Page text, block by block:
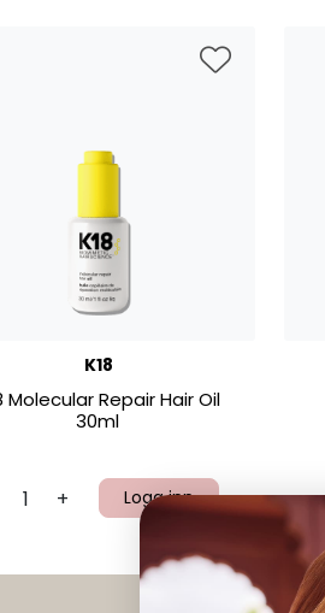
K18
Molecular Repair Hair Oil
30ml
+ Logg inn